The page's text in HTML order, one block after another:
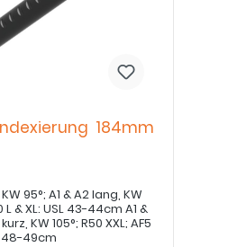
184mm
L & XL: USL 43-44cm A1 &
KW 105°; R50 XXL; AF5
48-49cm